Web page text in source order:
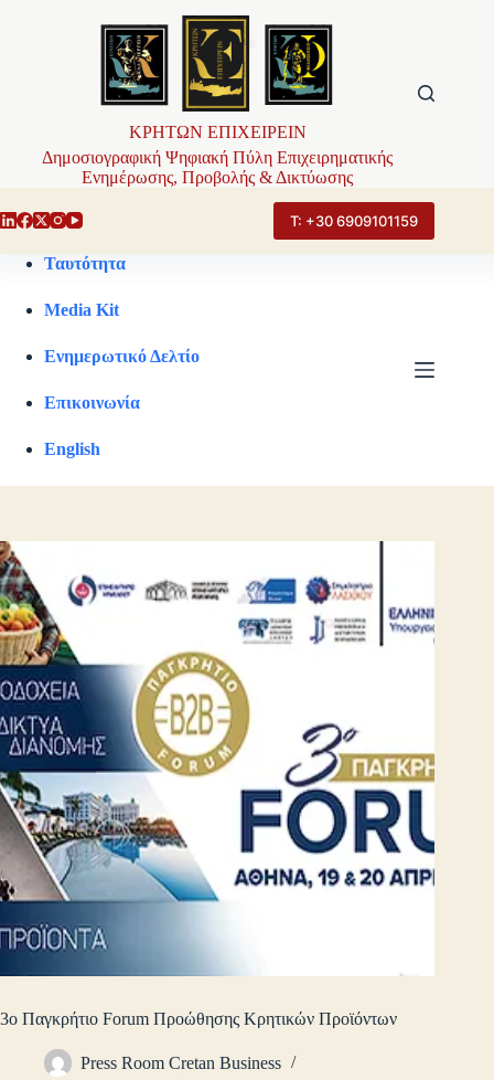
ΚΡΗΤΩΝ ΕΠΙΧΕΙΡΕΙΝ
Δημοσιογραφική Ψηφιακή Πύλη Επιχειρηματικής
Ενημέρωσης, Προβολής & Δικτύωσης
Τ: +30 6909101159
Ταυτότητα
Media Kit
Ενημερωτικό Δελτίο
Επικοινωνία
English
3o Παγκρήτιο Forum Προώθησης Κρητικών Προϊόντων
Press Room Cretan Business